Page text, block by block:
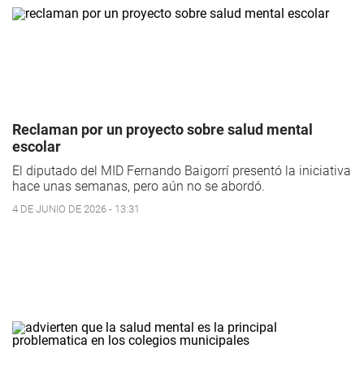
Reclaman por un proyecto sobre salud mental
escolar
El diputado del MID Fernando Baigorrí presentó la iniciativa
hace unas semanas, pero aún no se abordó.
4 DE JUNIO DE 2026 - 13:31